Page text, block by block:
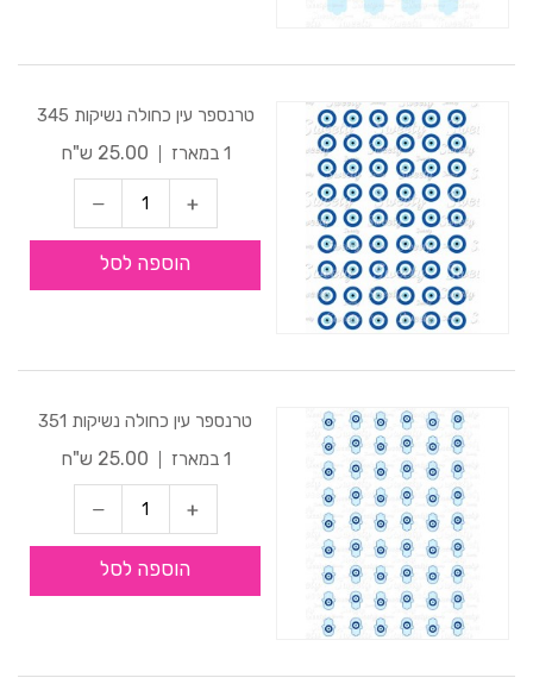
טרנספר עין כחולה נשיקות 345
1 במארז
25.00 ש"ח
הוספה לסל
טרנספר עין כחולה נשיקות 351
1 במארז
25.00 ש"ח
הוספה לסל